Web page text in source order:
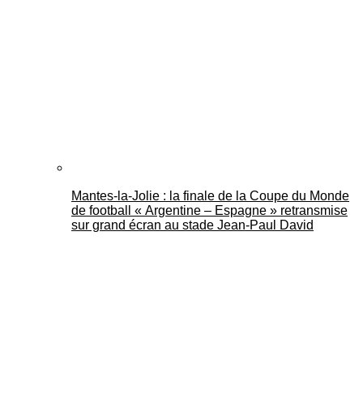
Mantes-la-Jolie : la finale de la Coupe du Monde
de football « Argentine – Espagne » retransmise
sur grand écran au stade Jean-Paul David